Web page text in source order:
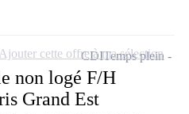
non logé F/H
Grand Est
CDITemps plein
Ajouter cette offre à ma sélection